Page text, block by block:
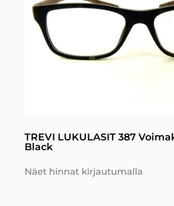
TREVI LUKULASIT 387
Black
Näet hinnat kirjautumalla